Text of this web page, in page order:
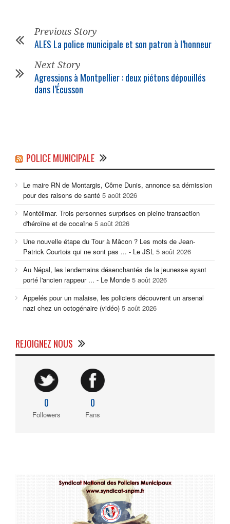
Previous Story
ALES La police municipale et son patron à l’honneur
Next Story
Agressions à Montpellier : deux piétons dépouillés
dans l’Écusson
POLICE MUNICIPALE
Le maire RN de Montargis, Côme Dunis, annonce sa démission
pour des raisons de santé 5 août 2026
Montélimar. Trois personnes surprises en pleine transaction
d'héroïne et de cocaïne 5 août 2026
Une nouvelle étape du Tour à Mâcon ? Les mots de Jean-
Patrick Courtois qui ne sont pas ... - Le JSL 5 août 2026
Au Népal, les lendemains désenchantés de la jeunesse ayant
porté l'ancien rappeur ... - Le Monde 5 août 2026
Appelés pour un malaise, les policiers découvrent un arsenal
nazi chez un octogénaire (vidéo) 5 août 2026
REJOIGNEZ NOUS
0
Followers
0
Fans